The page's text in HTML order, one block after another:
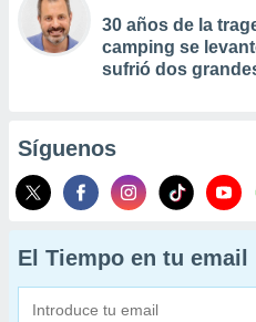
30 años de la
camping se
sufrió dos
Síguenos
El Tiempo en tu email